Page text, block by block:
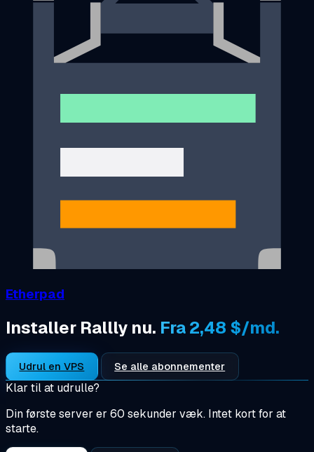
Etherpad
Installer Rallly nu. Fra 2,48 $/md.
Udrul en VPS Se alle abonnementer
Klar til at udrulle?
Din første server er 60 sekunder væk. Intet kort for at
starte.